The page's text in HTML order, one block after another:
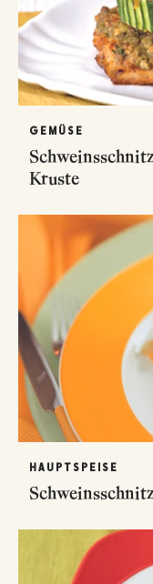
GEMÜSE
Kruste
HAUPTSPEISE